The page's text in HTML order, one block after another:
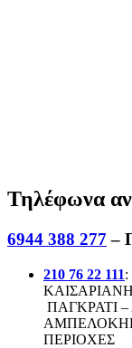
Τηλέφωνα
6944 388 277 –
210 76 22 111
ΚΑΙΣΑΡΙΑΝΗ
ΠΑΓΚΡΑΤΙ
ΠΕΡΙΟΧΕΣ